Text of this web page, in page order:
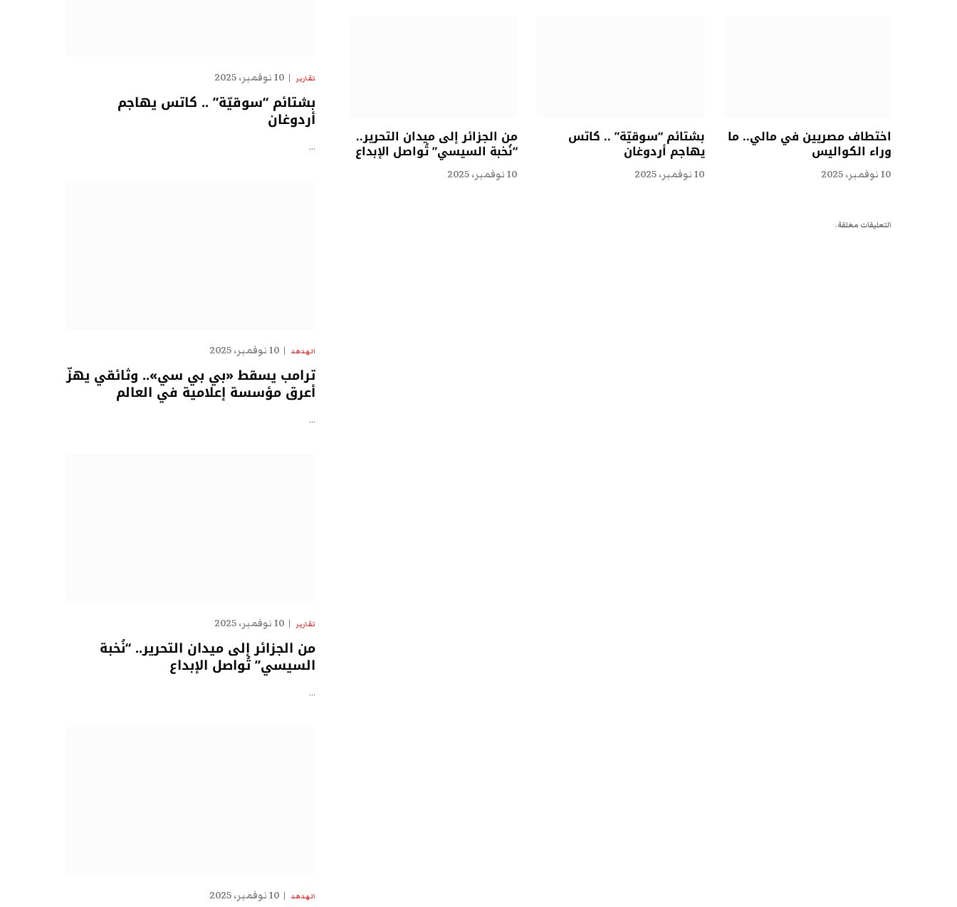
اختطاف مصريين في مالي.. ما
وراء الكواليس
10 نوفمبر، 2025
بشتائم “سوقيّة” .. كاتس
يهاجم أردوغان
10 نوفمبر، 2025
من الجزائر إلى ميدان التحرير..
“نُخبة السيسي” تُواصل الإبداع
10 نوفمبر، 2025
التعليقات مغلقة.
تقارير 10 نوفمبر، 2025
بشتائم “سوقيّة” .. كاتس يهاجم
أردوغان
…
الهدهد 10 نوفمبر، 2025
ترامب يسقط «بي بي سي».. وثائقي يهزّ
أعرق مؤسسة إعلامية في العالم
…
تقارير 10 نوفمبر، 2025
من الجزائر إلى ميدان التحرير.. “نُخبة
السيسي” تُواصل الإبداع
…
الهدهد 10 نوفمبر، 2025